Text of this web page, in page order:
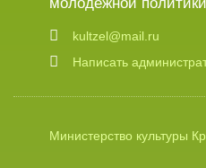
kultzel@mail.ru
Написать
Министерство культуры